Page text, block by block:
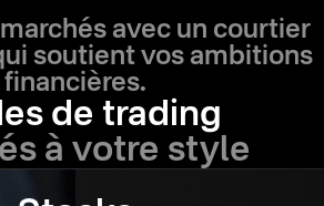
avec un courtier
soutient vos ambitions
financières.
de trading
à votre style